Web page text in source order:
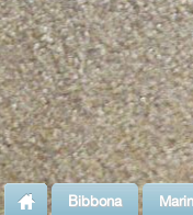
Bibbona